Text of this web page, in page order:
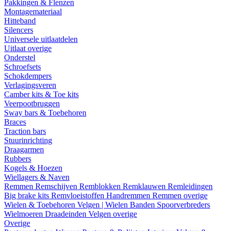
Pakkingen & Flenzen
Montagemateriaal
Hitteband
Silencers
Universele uitlaatdelen
Uitlaat overige
Onderstel
Schroefsets
Schokdempers
Verlagingsveren
Camber kits & Toe kits
Veerpootbruggen
Sway bars & Toebehoren
Braces
Traction bars
Stuurinrichting
Draagarmen
Rubbers
Kogels & Hoezen
Wiellagers & Naven
Remmen Remschijven Remblokken Remklauwen Remleidingen
Big brake kits Remvloeistoffen Handremmen Remmen overige
Wielen & Toebehoren Velgen | Wielen Banden Spoorverbreders
Wielmoeren Draadeinden Velgen overige
Overige